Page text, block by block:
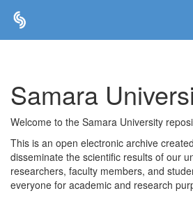
Samara
Welcome to the Samara University
This is an open electronic archive
disseminate the scientific results of our
researchers, faculty members, and
everyone for academic and research